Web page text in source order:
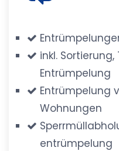
inkl.
Entrümpelung
Entrümpelung
Wohnungen
entrümpelung